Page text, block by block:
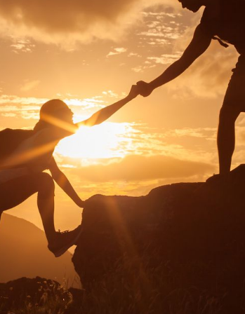
a questioni
e giustizia fra i
fronte a guerre e
nonostante
sempre saputo
risolte.
saper prendere
non possiamo desiderare una condizione dell'essere
sia sempre perfettamente equilibrata "tra emozioni opposte".
TUTTE le emozioni, esse sono infinite, e così ogni lingua
parte di persone di quella particolare cultura, ad
NOI STESSI
CONSAPEVOLE CON IL